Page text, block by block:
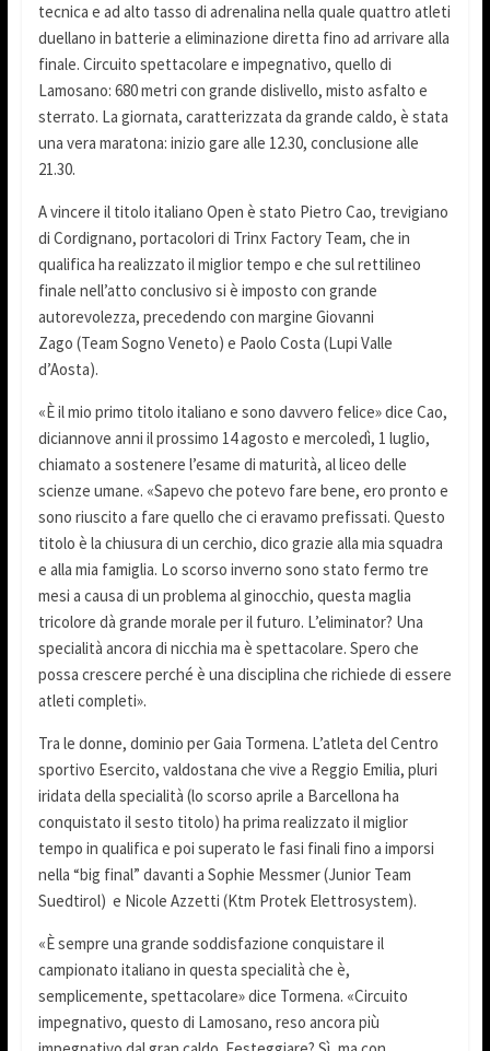
tecnica e ad alto tasso di adrenalina nella quale quattro atleti
duellano in batterie a eliminazione diretta fino ad arrivare alla
finale. Circuito spettacolare e impegnativo, quello di
Lamosano: 680 metri con grande dislivello, misto asfalto e
sterrato. La giornata, caratterizzata da grande caldo, è stata
una vera maratona: inizio gare alle 12.30, conclusione alle
21.30.
A vincere il titolo italiano Open è stato Pietro Cao, trevigiano
di Cordignano, portacolori di Trinx Factory Team, che in
qualifica ha realizzato il miglior tempo e che sul rettilineo
finale nell’atto conclusivo si è imposto con grande
autorevolezza, precedendo con margine Giovanni
Zago (Team Sogno Veneto) e Paolo Costa (Lupi Valle
d’Aosta).
«È il mio primo titolo italiano e sono davvero felice» dice Cao,
diciannove anni il prossimo 14 agosto e mercoledì, 1 luglio,
chiamato a sostenere l’esame di maturità, al liceo delle
scienze umane. «Sapevo che potevo fare bene, ero pronto e
sono riuscito a fare quello che ci eravamo prefissati. Questo
titolo è la chiusura di un cerchio, dico grazie alla mia squadra
e alla mia famiglia. Lo scorso inverno sono stato fermo tre
mesi a causa di un problema al ginocchio, questa maglia
tricolore dà grande morale per il futuro. L’eliminator? Una
specialità ancora di nicchia ma è spettacolare. Spero che
possa crescere perché è una disciplina che richiede di essere
atleti completi».
Tra le donne, dominio per Gaia Tormena. L’atleta del Centro
sportivo Esercito, valdostana che vive a Reggio Emilia, pluri
iridata della specialità (lo scorso aprile a Barcellona ha
conquistato il sesto titolo) ha prima realizzato il miglior
tempo in qualifica e poi superato le fasi finali fino a imporsi
nella “big final” davanti a Sophie Messmer (Junior Team
Suedtirol) e Nicole Azzetti (Ktm Protek Elettrosystem).
«È sempre una grande soddisfazione conquistare il
campionato italiano in questa specialità che è,
semplicemente, spettacolare» dice Tormena. «Circuito
impegnativo, questo di Lamosano, reso ancora più